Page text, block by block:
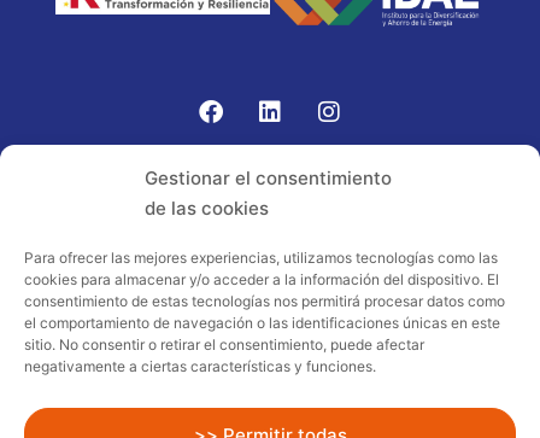
Gestionar el consentimiento
de las cookies
Para ofrecer las mejores experiencias, utilizamos tecnologías como las
cookies para almacenar y/o acceder a la información del dispositivo. El
consentimiento de estas tecnologías nos permitirá procesar datos como
el comportamiento de navegación o las identificaciones únicas en este
sitio. No consentir o retirar el consentimiento, puede afectar
negativamente a ciertas características y funciones.
Proyecto acogido al programa de
incentivos ligados al autoconsumo y
almacenamiento, con fuentes de energía
renovables, así como a la implantación
sector residencial en el marco del Plan